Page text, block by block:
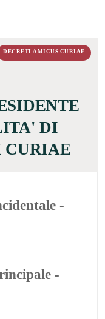
DECRETI AMICUS CURIAE
DI
-
-